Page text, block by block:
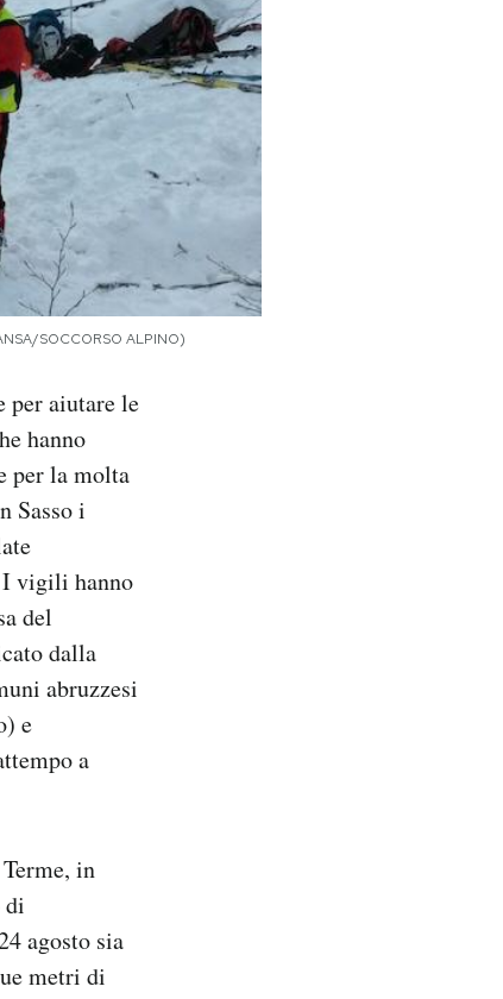
SOCCORSO ALPINO)
per aiutare le
hanno
per la molta
Sasso i
I vigili hanno
del
dalla
abruzzesi
e
a
in
di
agosto sia
metri di